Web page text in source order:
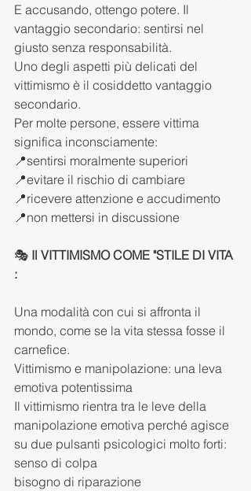
E accusando, ottengo potere. Il
vantaggio secondario: sentirsi nel
giusto senza responsabilità.
Uno degli aspetti più delicati del
vittimismo è il cosiddetto vantaggio
secondario.
Per molte persone, essere vittima
significa inconsciamente:
📍sentirsi moralmente superiori
📍evitare il rischio di cambiare
📍ricevere attenzione e accudimento
📍non mettersi in discussione
🎭 Il VITTIMISMO COME "STILE DI VITA
:
Una modalità con cui si affronta il
mondo, come se la vita stessa fosse il
carnefice.
Vittimismo e manipolazione: una leva
emotiva potentissima
Il vittimismo rientra tra le leve della
manipolazione emotiva perché agisce
su due pulsanti psicologici molto forti:
senso di colpa
bisogno di riparazione